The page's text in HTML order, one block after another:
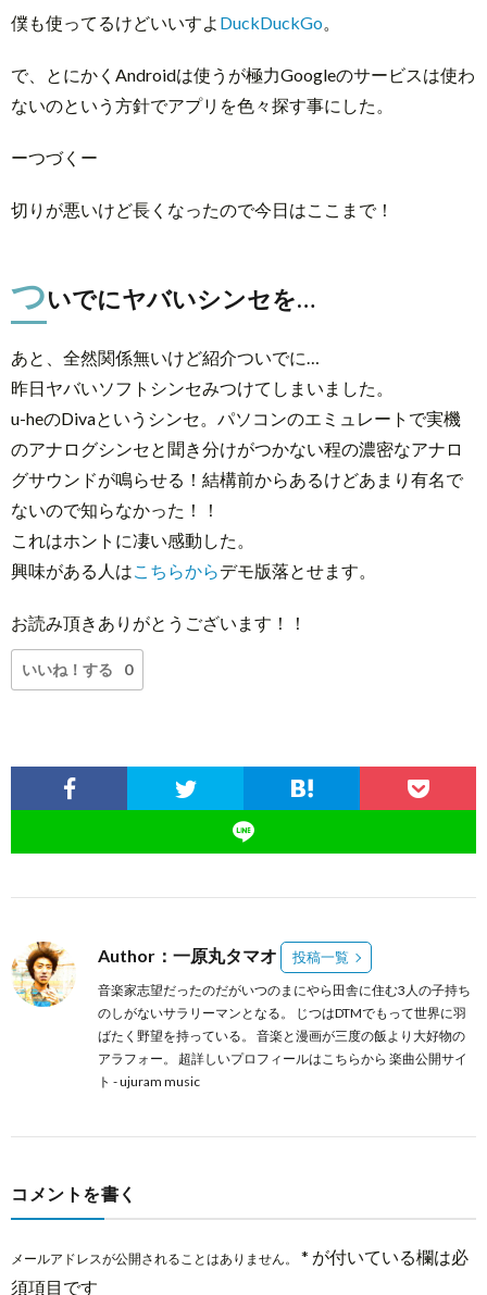
僕も使ってるけどいいすよ DuckDuckGo。
で、とにかくAndroidは使うが極力Googleのサービスは使わ
ないのという方針でアプリを色々探す事にした。
ーつづくー
切りが悪いけど長くなったので今日はここまで！
ついでにヤバいシンセを…
あと、全然関係無いけど紹介ついでに…
昨日ヤバいソフトシンセみつけてしまいました。
u-heのDivaというシンセ。パソコンのエミュレートで実機
のアナログシンセと聞き分けがつかない程の濃密なアナロ
グサウンドが鳴らせる！結構前からあるけどあまり有名で
ないので知らなかった！！
これはホントに凄い感動した。
興味がある人はこちらからデモ版落とせます。
お読み頂きありがとうございます！！
いいね！する 0
Author：一原丸タマオ 投稿一覧
音楽家志望だったのだがいつのまにやら田舎に住む3人の子持ち
のしがないサラリーマンとなる。 じつはDTMでもって世界に羽
ばたく野望を持っている。 音楽と漫画が三度の飯より大好物の
アラフォー。 超詳しいプロフィールはこちらから 楽曲公開サイ
ト -ujuram music
コメントを書く
メールアドレスが公開されることはありません。 * が付いている欄は必
須項目です